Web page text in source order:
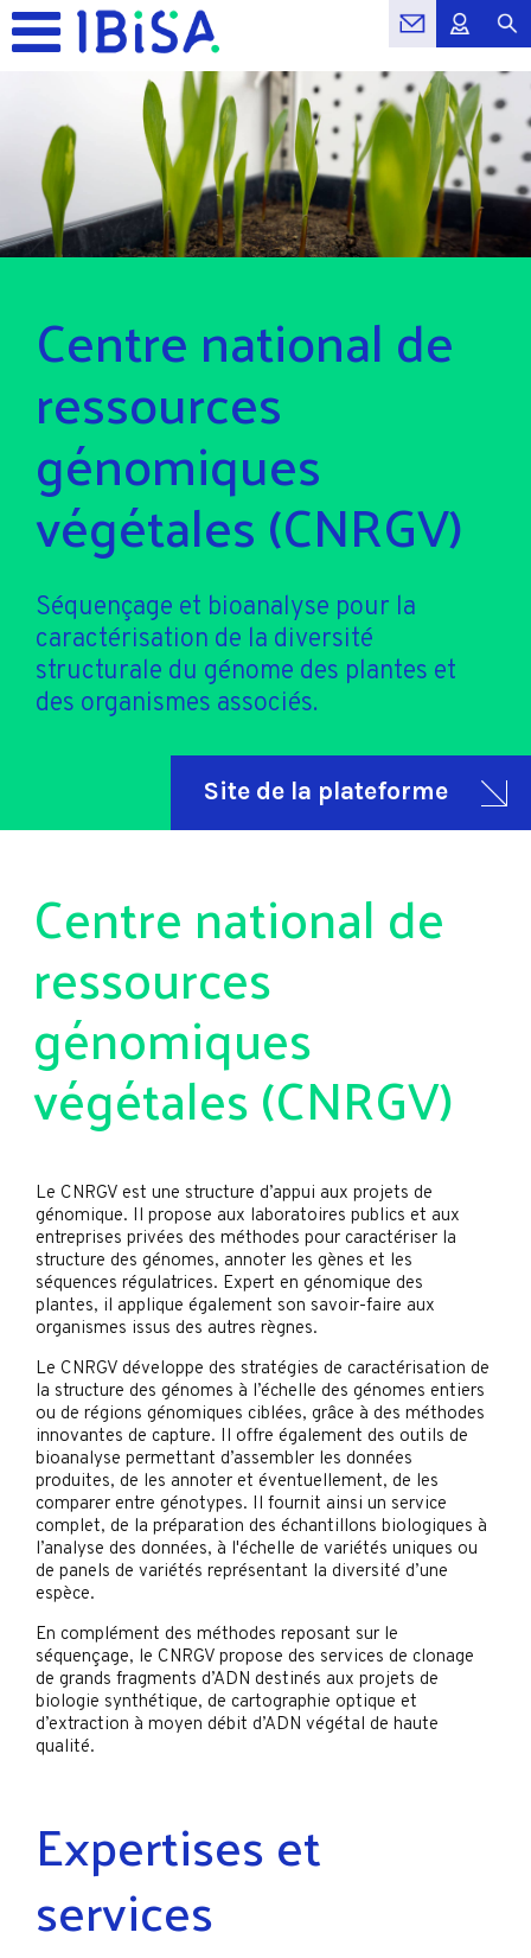
Centre national de
ressources
génomiques
végétales (CNRGV)
Séquençage et bioanalyse pour la
caractérisation de la diversité
structurale du génome des plantes et
des organismes associés.
Site de la plateforme
Centre national de
ressources
génomiques
végétales (CNRGV)
Le CNRGV est une structure d’appui aux projets de
génomique. Il propose aux laboratoires publics et aux
entreprises privées des méthodes pour caractériser la
structure des génomes, annoter les gènes et les
séquences régulatrices. Expert en génomique des
plantes, il applique également son savoir-faire aux
organismes issus des autres règnes.
Le CNRGV développe des stratégies de caractérisation de
la structure des génomes à l’échelle des génomes entiers
ou de régions génomiques ciblées, grâce à des méthodes
innovantes de capture. Il offre également des outils de
bioanalyse permettant d’assembler les données
produites, de les annoter et éventuellement, de les
comparer entre génotypes. Il fournit ainsi un service
complet, de la préparation des échantillons biologiques à
l’analyse des données, à l'échelle de variétés uniques ou
de panels de variétés représentant la diversité d’une
espèce.
En complément des méthodes reposant sur le
séquençage, le CNRGV propose des services de clonage
de grands fragments d’ADN destinés aux projets de
biologie synthétique, de cartographie optique et
d’extraction à moyen débit d’ADN végétal de haute
qualité.
Expertises et
services